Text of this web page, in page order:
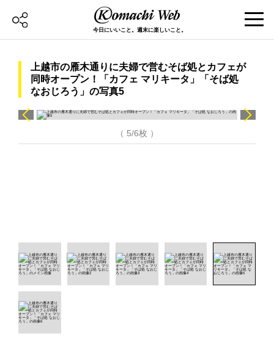
今日にいいこと。週末に楽しいこと。
上越市の雁木通りに夫婦で営むそば処とカフェが
同時オープン！「カフェ マリキータ」「そば処
なおじろう」の写真5
（ 5/6枚 ）